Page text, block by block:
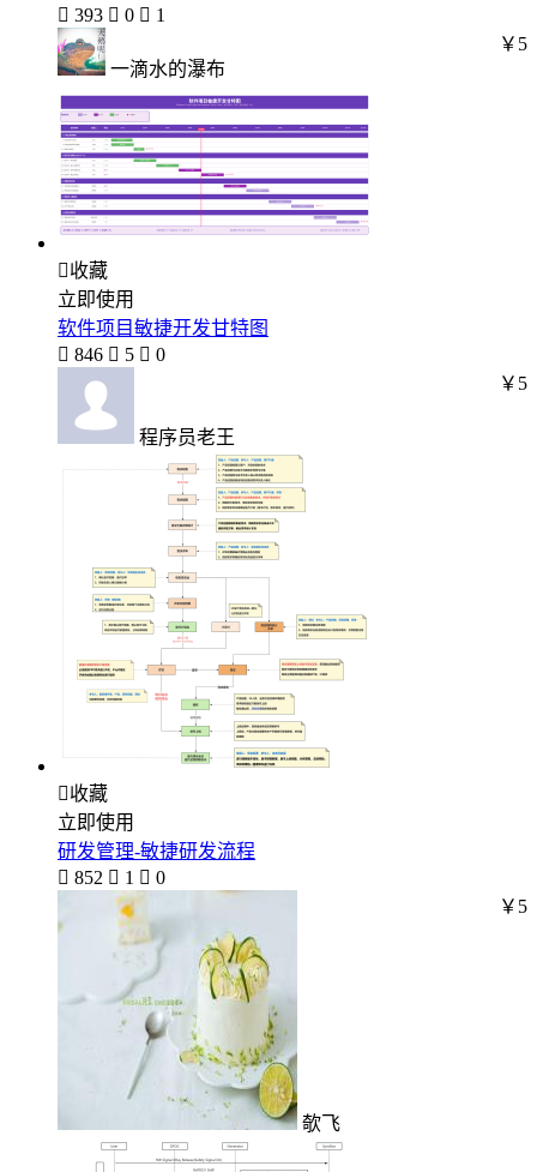
 393  0  1
一滴水的瀑布
￥5
收藏
立即使用
软件项目敏捷开发甘特图
 846  5  0
程序员老王
￥5
收藏
立即使用
研发管理-敏捷研发流程
 852  1  0
欹飞
￥5